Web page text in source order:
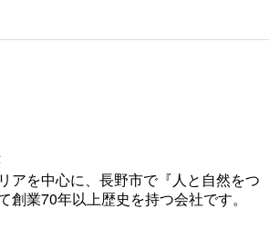
アを中心に、長野市で『人と自然をつ
創業70年以上歴史を持つ会社です。